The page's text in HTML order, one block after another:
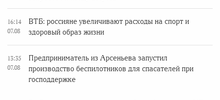
16:14
07.08
ВТБ: россияне увеличивают расходы на спорт и
здоровый образ жизни
13:35
07.08
Предприниматель из Арсеньева запустил
производство беспилотников для спасателей при
господдержке